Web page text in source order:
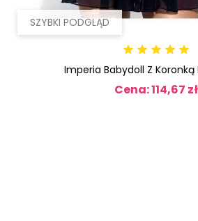
SZYBKI PODGLĄD
Imperia Babydoll Z
Cena: 114,67 zł